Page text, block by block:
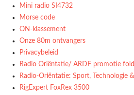
Mini radio SI4732
Morse code
ON-klassement
Onze 80m ontvangers
Privacybeleid
Radio Oriëntatie/ ARDF promotie
Radio‑Oriëntatie: Sport, Technologie
RigExpert FoxRex 3500